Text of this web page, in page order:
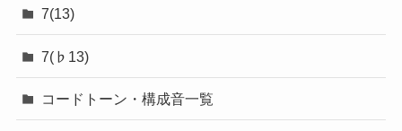
7(13)
7(♭13)
コードトーン・構成音一覧